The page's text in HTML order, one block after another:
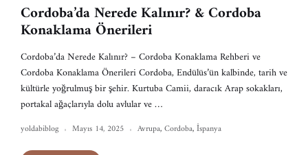
Cordoba’da Nerede Kalınır? & Cordoba
Konaklama Önerileri
Cordoba’da Nerede Kalınır? – Cordoba Konaklama Rehberi ve
Cordoba Konaklama Önerileri Cordoba, Endülüs’ün kalbinde, tarih ve
kültürle yoğrulmuş bir şehir. Kurtuba Camii, daracık Arap sokakları,
portakal ağaçlarıyla dolu avlular ve …
yoldabiblog Mayıs 14, 2025 Avrupa,Cordoba,İspanya